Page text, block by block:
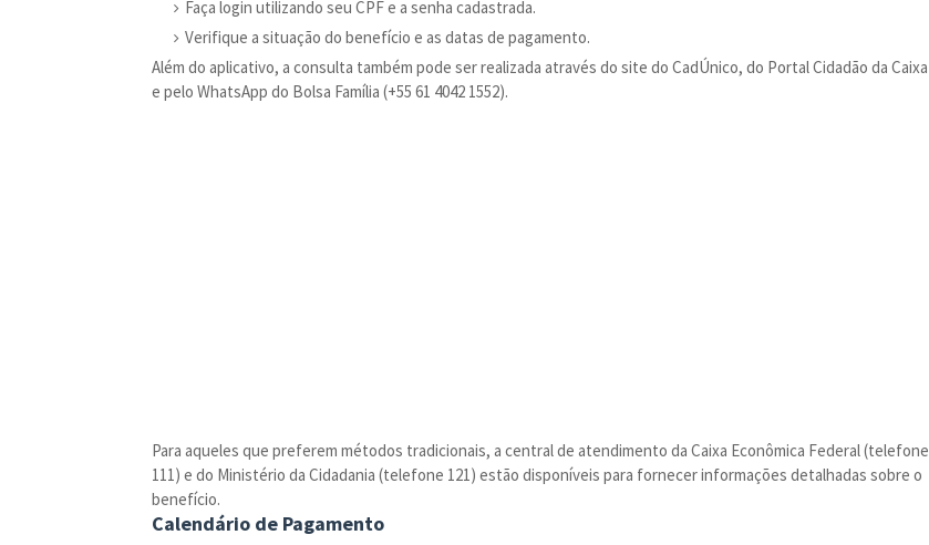
Faça login utilizando seu CPF e a senha cadastrada.
Verifique a situação do benefício e as datas de pagamento.
Além do aplicativo, a consulta também pode ser realizada através do site do CadÚnico, do Portal Cidadão da Caixa
e pelo WhatsApp do Bolsa Família (+55 61 4042 1552).
Para aqueles que preferem métodos tradicionais, a central de atendimento da Caixa Econômica Federal (telefone
111) e do Ministério da Cidadania (telefone 121) estão disponíveis para fornecer informações detalhadas sobre o
benefício.
Calendário de Pagamento